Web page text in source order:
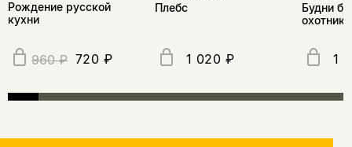
Рождение русской
кухни
960 ₽ 720 ₽
Плебс
1 020 ₽
Будни
1